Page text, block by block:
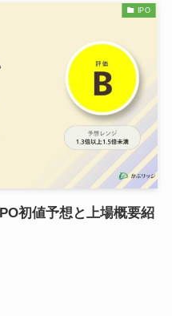
IPO
初値予想と上場概要紹